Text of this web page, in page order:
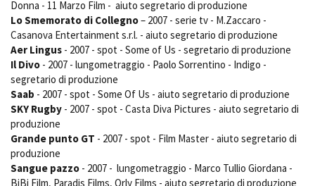
Donna - 11 Marzo Film - aiuto segretario di produzione
Lo Smemorato di Collegno– 2007 - serie tv - M.Zaccaro -
Casanova Entertainment s.r.l. - aiuto segretario di produzione
Aer Lingus - 2007 - spot - Some of Us - segretario di produzione
Il Divo - 2007 - lungometraggio - Paolo Sorrentino - Indigo -
segretario di produzione
Saab - 2007 - spot - Some Of Us - aiuto segretario di produzione
SKY Rugby - 2007 - spot - Casta Diva Pictures - aiuto segretario di
produzione
Grande punto GT - 2007 - spot - Film Master - aiuto segretario di
produzione
Sangue pazzo - 2007 - lungometraggio - Marco Tullio Giordana -
BiBi Film, Paradis Films, Orly Films - aiuto segretario di produzione